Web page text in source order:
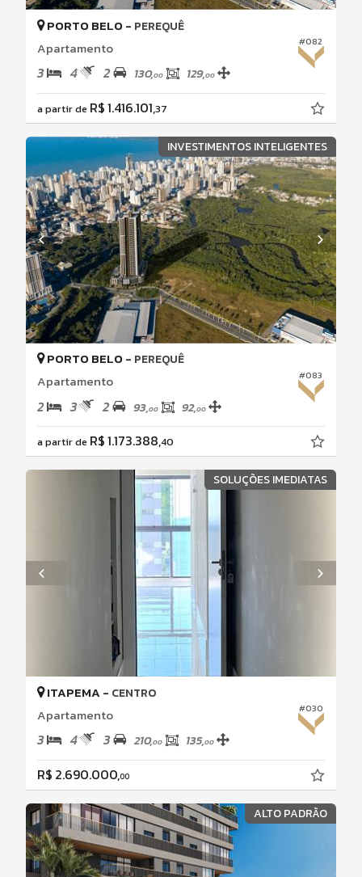
#082
PORTO BELO - PEREQUÊ
Apartamento
3 4 2 130,00 129,00
a partir de R$ 1.416.101,37
INVESTIMENTOS INTELIGENTES
#083
PORTO BELO - PEREQUÊ
Apartamento
2 3 2 93,00 92,00
a partir de R$ 1.173.388,40
SOLUÇÕES IMEDIATAS
#030
ITAPEMA - CENTRO
Apartamento
3 4 3 210,00 135,00
R$ 2.690.000,00
ALTO PADRÃO